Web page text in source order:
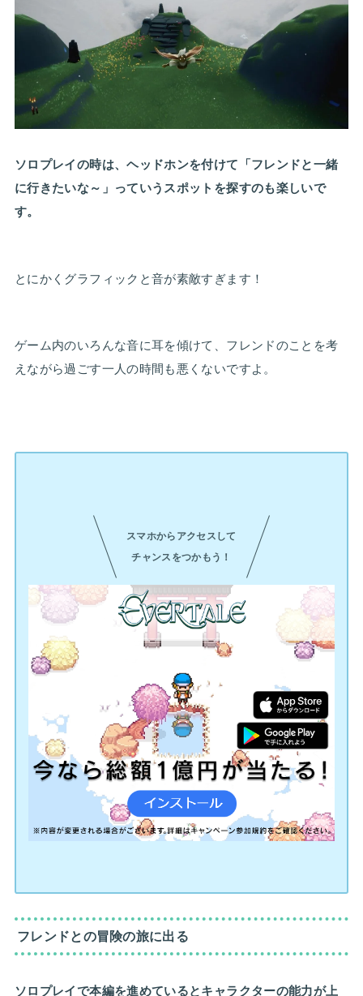
ソロプレイの時は、ヘッドホンを付けて「フレンドと一緒
に行きたいな～」っていうスポットを探すのも楽しいで
す。
とにかくグラフィックと音が素敵すぎます！
ゲーム内のいろんな音に耳を傾けて、フレンドのことを考
えながら過ごす一人の時間も悪くないですよ。
スマホからアクセスして
チャンスをつかもう！
フレンドとの冒険の旅に出る
ソロプレイで本編を進めているとキャラクターの能力が上